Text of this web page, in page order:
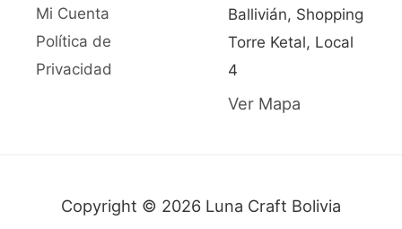
Mi Cuenta
Política de
Privacidad
Ballivián, Shopping
Torre Ketal, Local
4
Ver Mapa
Copyright © 2026 Luna Craft Bolivia